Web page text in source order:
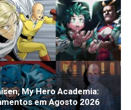
My Hero Academia:
em Agosto 2026